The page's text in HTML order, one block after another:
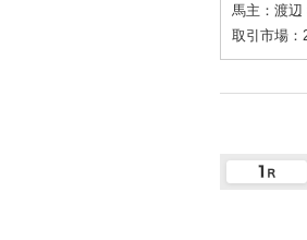
馬主：渡辺
取引市場：